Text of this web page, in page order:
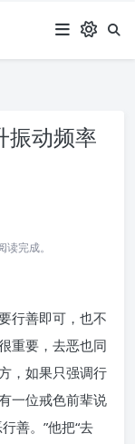
振动频率
完成。
行善即可，也不
重要，去恶也同
，如果只强调行
一位戒色前辈说
善。”他把“去